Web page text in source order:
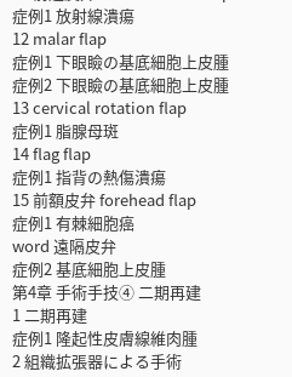
症例1 放射線潰瘍
12 malar flap
症例1 下眼瞼の基底細胞上皮腫
症例2 下眼瞼の基底細胞上皮腫
13 cervical rotation flap
症例1 脂腺母斑
14 flag flap
症例1 指背の熱傷潰瘍
15 前額皮弁 forehead flap
症例1 有棘細胞癌
word 遠隔皮弁
症例2 基底細胞上皮腫
第4章 手術手技④ 二期再建
1 二期再建
症例1 隆起性皮膚線維肉腫
2 組織拡張器による手術